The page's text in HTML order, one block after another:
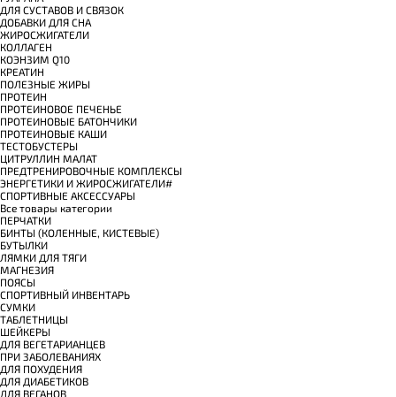
ДЛЯ СУСТАВОВ И СВЯЗОК
ДОБАВКИ ДЛЯ СНА
ЖИРОСЖИГАТЕЛИ
КОЛЛАГЕН
КОЭНЗИМ Q10
КРЕАТИН
ПОЛЕЗНЫЕ ЖИРЫ
ПРОТЕИН
ПРОТЕИНОВОЕ ПЕЧЕНЬЕ
ПРОТЕИНОВЫЕ БАТОНЧИКИ
ПРОТЕИНОВЫЕ КАШИ
ТЕСТОБУСТЕРЫ
ЦИТРУЛЛИН МАЛАТ
ПРЕДТРЕНИРОВОЧНЫЕ КОМПЛЕКСЫ
ЭНЕРГЕТИКИ И ЖИРОСЖИГАТЕЛИ#
СПОРТИВНЫЕ АКСЕССУАРЫ
Все товары категории
ПЕРЧАТКИ
БИНТЫ (КОЛЕННЫЕ, КИСТЕВЫЕ)
БУТЫЛКИ
ЛЯМКИ ДЛЯ ТЯГИ
МАГНЕЗИЯ
ПОЯСЫ
СПОРТИВНЫЙ ИНВЕНТАРЬ
СУМКИ
ТАБЛЕТНИЦЫ
ШЕЙКЕРЫ
ДЛЯ ВЕГЕТАРИАНЦЕВ
ПРИ ЗАБОЛЕВАНИЯХ
ДЛЯ ПОХУДЕНИЯ
ДЛЯ ДИАБЕТИКОВ
ДЛЯ ВЕГАНОВ